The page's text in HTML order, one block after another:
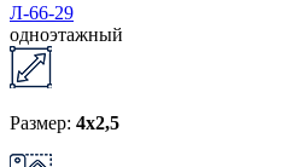
Л-66-29
одноэтажный
Размер: 4x2,5